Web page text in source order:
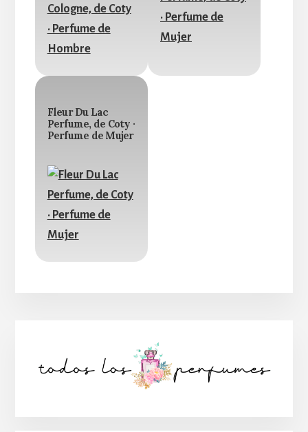
Fleur Du Lac
Perfume, de Coty ·
Perfume de Mujer
lateral